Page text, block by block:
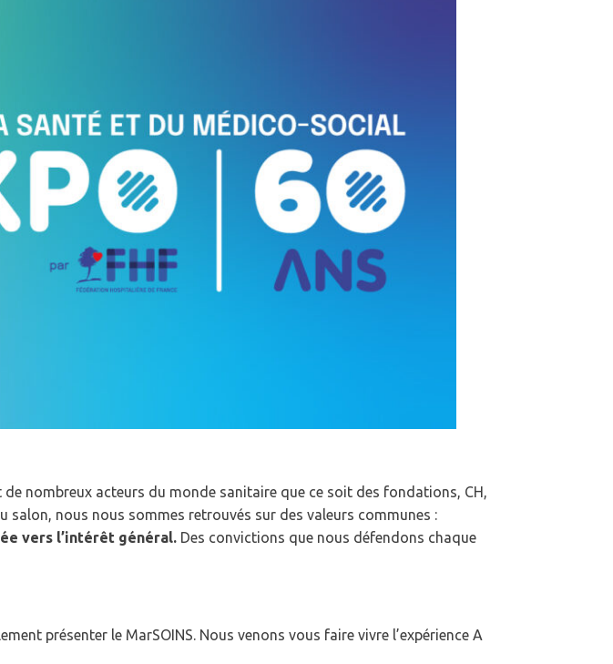
nombreux acteurs du monde sanitaire que ce soit des fondations, CH,
salon, nous nous sommes retrouvés sur des valeurs communes :
vers l’intérêt général. Des convictions que nous défendons chaque
présenter le MarSOINS. Nous venons vous faire vivre l’expérience A